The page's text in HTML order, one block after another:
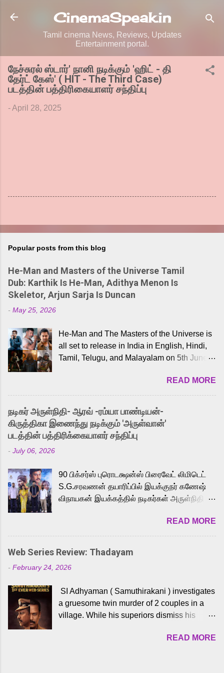
Skip to main content
CinemaSpeak.in
Tamil cinema News, Reviews, Updates
Entertainment portal.
நேச்சுரல் ஸ்டார்' நானி நடிக்கும் 'ஹிட் - தி
தேர்ட் கேஸ்' ( HIT - The Third Case)
படத்தின் பத்திரிகையாளர் சந்திப்பு
-April 28, 2025
Popular posts from this blog
He-Man and Masters of the Universe Tamil
Dub: Karthik Is He-Man, Adithya Menon Is
Skeletor, Arjun Sarja Is Duncan
- May 25, 2026
He-Man and The Masters of the Universe is
all set to release in India in English, Hindi,
Tamil, Telugu, and Malayalam on 5th June,
received a lot of love from cult He-Man fans
and offered audiences an exciting glimpse
into the world of Eternia, the recently
released Tamil trailer has also generated
strong excitement among Tamil audiences.
Adding to the growing buzz is the film’s
to the iconic superhero He-Man. Known for
memorable songs like “Behene De” from
Raavan, “Oru Maalai” from Ghajini, and
loved for his versatile voice and strong
command over multiple languages, making
him a strong fit for the legendary character.
cinema, voices the menacing Skeletor
across the Tamil, Malayalam, and Telugu
versions. Joining them is Action King Arjun...
READ MORE
நடிகர் அருள்நிதி- ஆரவ் -ரம்யா பாண்டியன்-
கிருத்திகா இணைந்து நடிக்கும் 'அருள்வான்'
படத்தின் பத்திரிக்கையாளர் சந்திப்பு
- July 06, 2026
90 பிக்சர்ஸ் புரொடக்ஷன்ஸ் பிரைவேட் லிமிடெட்
S.G.சரவணன் தயாரிப்பில் இயக்குநர் கணேஷ்
விநாயகன் இயக்கத்தில் நடிகர்கள் அருள்நிதி -
முக்கிய வேடத்தில் இணைந்து நடித்திருக்கும்
'அருள்வான்' திரைப்படத்தினை
பத்திரிக்கையாளர் சந்திப்பு சென்னையில்
நடைபெற்றது. இயக்குநர் கணேஷ் விநாயகன்
இயக்கத்தில் உருவாகியுள்ள 'அருள்வான்'
வெங்கட், ரம்யா பாண்டியன், வி டி வி கணேஷ் ,
ஜான் விஜய், பேபி கிருத்திகா, 'பருத்திவீரன்'
சரவணன், ஹரிஷ் உத்தமன் உள்ளிட்ட பலர்
செய்திருக்கும் இந்த திரைப்படத்திற்கு ஜீ. வி.
READ MORE
Web Series Review: Thadayam
- February 24, 2026
SI Adhyaman ( Samuthirakani ) investigates
a gruesome twin murder of 2 couples in a
village. While his superiors dismiss his
Sshivada ) believes in him and makes him
READ MORE